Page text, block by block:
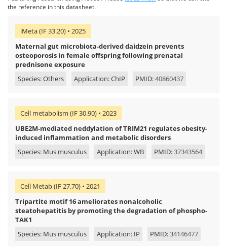
the reference in this datasheet.
iMeta (IF 33.20) • 2025
Maternal gut microbiota‐derived daidzein prevents
osteoporosis in female offspring following prenatal
prednisone exposure
Species: Others
Application: ChIP PMID:40860437
Cell metabolism (IF 30.90) • 2023
UBE2M-mediated neddylation of TRIM21 regulates obesity-
induced inflammation and metabolic disorders
Species: Mus musculus
Application: WB PMID:37343564
Cell Metab (IF 27.70) • 2021
Tripartite motif 16 ameliorates nonalcoholic
steatohepatitis by promoting the degradation of phospho-
TAK1
Species: Mus musculus
Application: IP PMID:34146477